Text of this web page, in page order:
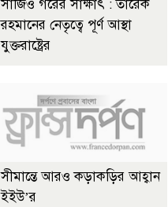
সার্জিও গরের সাক্ষাৎ : তারেক
রহমানের নেতৃত্বে পূর্ণ আস্থা
যুক্তরাষ্ট্রের
সীমান্তে আরও কড়াকড়ির আহ্বান
ইইউ’র